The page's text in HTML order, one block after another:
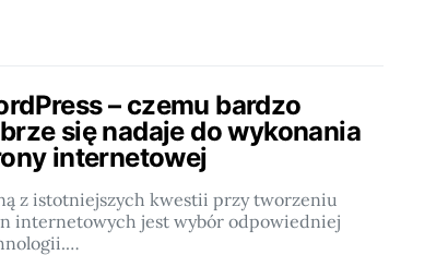
– czemu bardzo
się nadaje do wykonania
internetowej
z istotniejszych kwestii przy tworzeniu
internetowych jest wybór odpowiedniej